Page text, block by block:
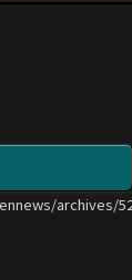
archives/